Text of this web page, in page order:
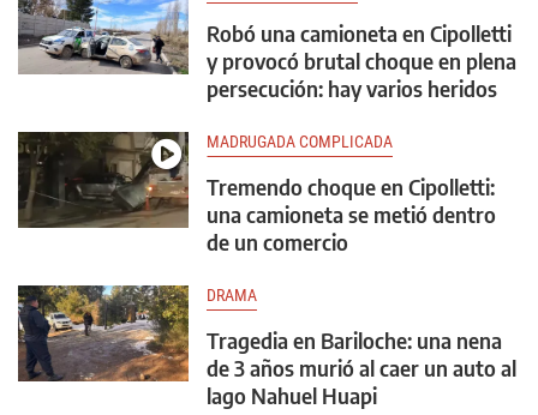
Robó una camioneta en Cipolletti
y provocó brutal choque en plena
persecución: hay varios heridos
MADRUGADA COMPLICADA
Tremendo choque en Cipolletti:
una camioneta se metió dentro
de un comercio
DRAMA
Tragedia en Bariloche: una nena
de 3 años murió al caer un auto al
lago Nahuel Huapi